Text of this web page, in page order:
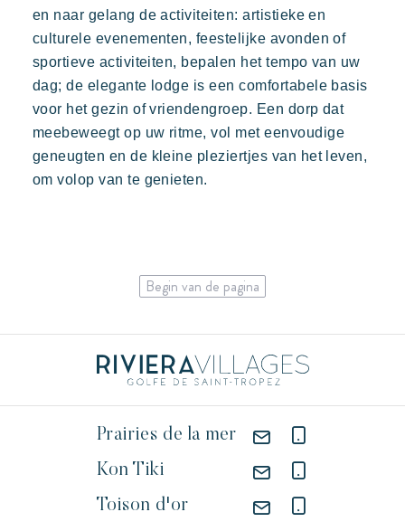
en naar gelang de activiteiten: artistieke en
culturele evenementen, feestelijke avonden of
sportieve activiteiten, bepalen het tempo van uw
dag; de elegante lodge is een comfortabele basis
voor het gezin of vriendengroep. Een dorp dat
meebeweegt op uw ritme, vol met eenvoudige
geneugten en de kleine pleziertjes van het leven,
om volop van te genieten.
Begin van de pagina
Prairies de la mer
Kon Tiki
Toison d'or